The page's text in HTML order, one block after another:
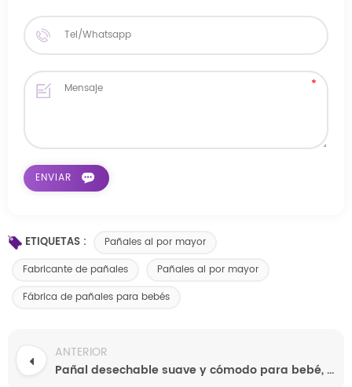
ETIQUETAS :
Pañales al por mayor
Fabricante de pañales
Pañales al por mayor
Fábrica de pañales para bebés
ANTERIOR
Pañal desechable suave y cómodo para bebé, personalizado en fábrica de Fujian